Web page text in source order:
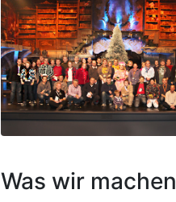
Was wir machen